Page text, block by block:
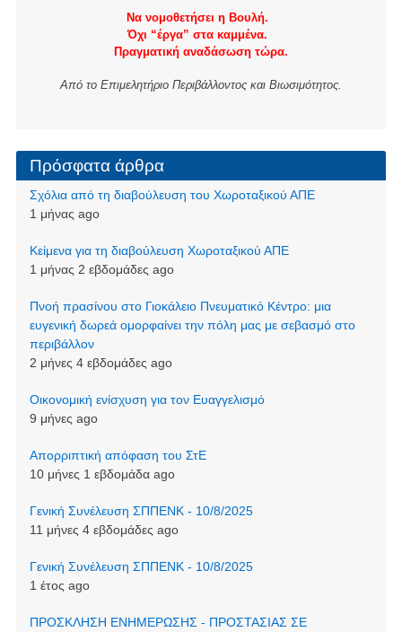
Να νομοθετήσει η Βουλή.
Όχι “έργα” στα καμμένα.
Πραγματική αναδάσωση τώρα.
Από το Επιμελητήριο Περιβάλλοντος και Βιωσιμότητος.
Πρόσφατα άρθρα
Σχόλια από τη διαβούλευση του Χωροταξικού ΑΠΕ
1 μήνας ago
Kείμενα για τη διαβούλευση Χωροταξικού ΑΠΕ
1 μήνας 2 εβδομάδες ago
Πνοή πρασίνου στο Γιοκάλειο Πνευματικό Κέντρο: μια
ευγενική δωρεά ομορφαίνει την πόλη μας με σεβασμό στο
περιβάλλον
2 μήνες 4 εβδομάδες ago
Οικονομική ενίσχυση για τον Ευαγγελισμό
9 μήνες ago
Απορριπτική απόφαση του ΣτΕ
10 μήνες 1 εβδομάδα ago
Γενική Συνέλευση ΣΠΠΕΝΚ - 10/8/2025
11 μήνες 4 εβδομάδες ago
Γενική Συνέλευση ΣΠΠΕΝΚ - 10/8/2025
1 έτος ago
ΠΡΟΣΚΛΗΣΗ ΕΝΗΜΕΡΩΣΗΣ - ΠΡΟΣΤΑΣΙΑΣ ΣΕ